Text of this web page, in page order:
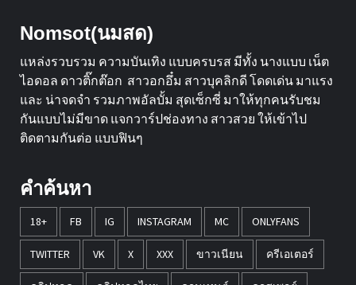
Nomsot(นมสด)
แหล่งรวบรวม ความบันเทิง แบบครบรส มีทั้ง นางแบบ เน็ต
ไอดอล ดาวติ๊กต๊อก สาวอกอึ๋ม สาวบุคลิกดี โดดเด่น มาแรง
และ น่าจดจำ รวมภาพอัลบั้ม สุดเซ็กซี่ มาให้ทุกคนรับชม
กันแบบไม่มีขาด แจกวาร์ปช่องทาง สาวสวย ให้เข้าไป
ติดตามกันต่อ แบบฟินๆ
คำค้นหา
18+ FB IG INSTAGRAM MC ONLYFANS
TWITTER VK X XXX ขาวเนียน ครีเอเตอร์